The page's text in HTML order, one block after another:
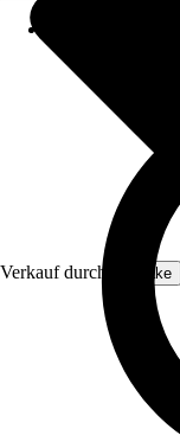
Verkauf durch: tectake